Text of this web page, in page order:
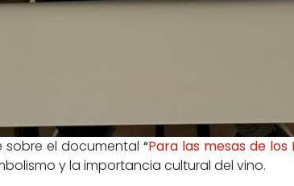
sobre el documental “Para las mesas de
y la importancia cultural del vino.